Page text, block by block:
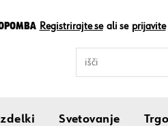
Registrirajte se ali se prijavite
Svetovanje